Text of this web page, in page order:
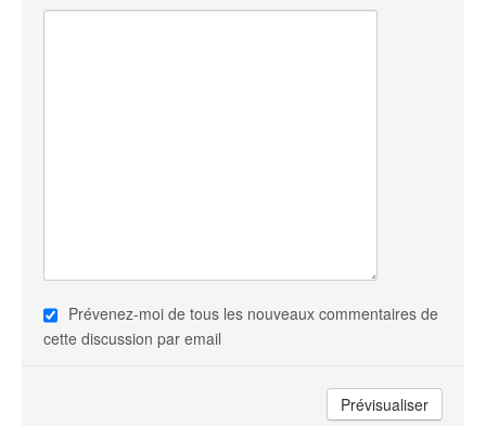
Prévenez-moi de tous les nouveaux commentaires de
cette discussion par email